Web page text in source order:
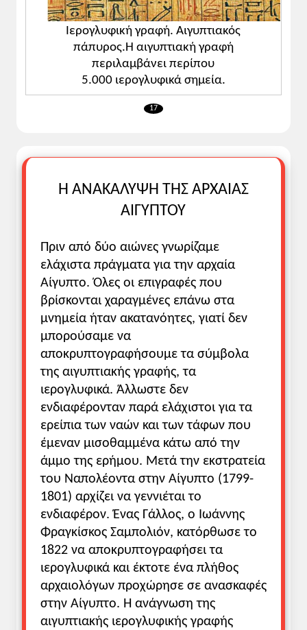
Ιερογλυφική γραφή. Αιγυπτιακός
πάπυρος.Η αιγυπτιακή γραφή
περιλαμβάνει περίπου
5.000 ιερογλυφικά σημεία.
17
Η ΑΝΑΚΑΛΥΨΗ ΤΗΣ ΑΡΧΑΙΑΣ
ΑΙΓΥΠΤΟΥ
Πριν από δύο αιώνες γνωρίζαμε
ελάχιστα πράγματα για την αρχαία
Αίγυπτο. Όλες οι επιγραφές που
βρίσκονται χαραγμένες επάνω στα
μνημεία ήταν ακατανόητες, γιατί δεν
μπορούσαμε να
αποκρυπτογραφήσουμε τα σύμβολα
της αιγυπτιακής γραφής, τα
ιερογλυφικά. Άλλωστε δεν
ενδιαφέρονταν παρά ελάχιστοι για τα
ερείπια των ναών και των τάφων που
έμεναν μισοθαμμένα κάτω από την
άμμο της ερήμου. Μετά την εκστρατεία
του Ναπολέοντα στην Αίγυπτο (1799-
1801) αρχίζει να γεννιέται το
ενδιαφέρον. Ένας Γάλλος, ο Ιωάννης
Φραγκίσκος Σαμπολιόν, κατόρθωσε το
1822 να αποκρυπτογραφήσει τα
ιερογλυφικά και έκτοτε ένα πλήθος
αρχαιολόγων προχώρησε σε ανασκαφές
στην Αίγυπτο. Η ανάγνωση της
αιγυπτιακής ιερογλυφικής γραφής